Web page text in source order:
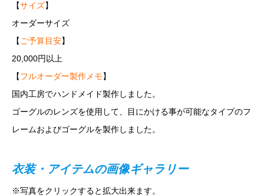
【サイズ】
オーダーサイズ
【 ご予算目安】
20,000円以上
【フルオーダー製作メモ】
国内工房でハンドメイド製作しました。
ゴーグルのレンズを使用して、目にかける事が可能なタイプのフ
レームおよびゴーグルを製作しました。
衣装・アイテムの画像ギャラリー
※写真をクリックすると拡大出来ます。